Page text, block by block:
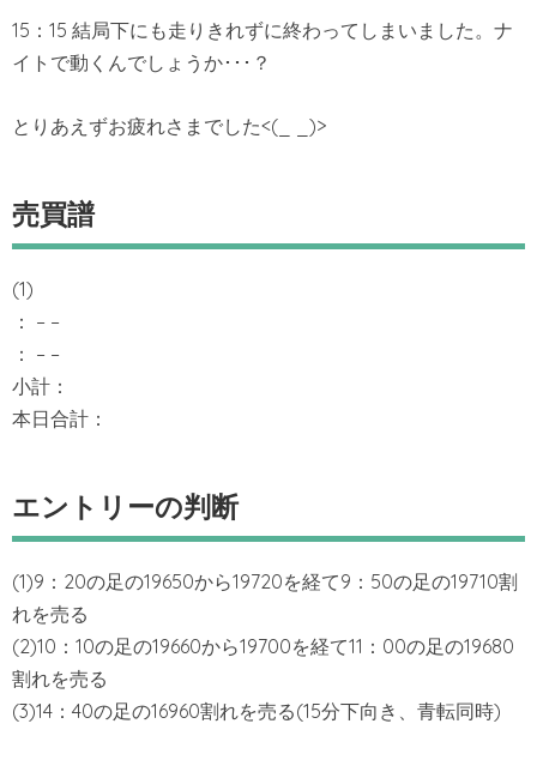
15：15 結局下にも走りきれずに終わってしまいました。ナ
イトで動くんでしょうか･･･？
とりあえずお疲れさまでした<(_ _)>
売買譜
(1)
： – –
： – –
小計：
本日合計：
エントリーの判断
(1)9：20の足の19650から19720を経て9：50の足の19710割
れを売る
(2)10：10の足の19660から19700を経て11：00の足の19680
割れを売る
(3)14：40の足の16960割れを売る(15分下向き、青転同時)